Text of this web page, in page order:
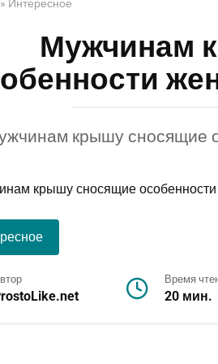
» Интересное
Мужчинам
крышу сносящие
Время
20 мин.